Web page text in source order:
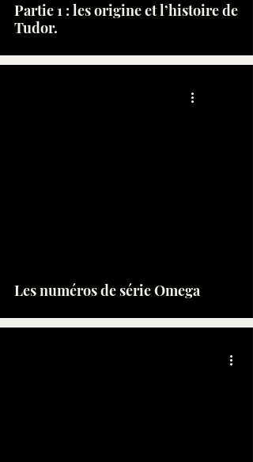
Partie 1 : les origine et l’histoire de
Tudor.
Les numéros de série Omega